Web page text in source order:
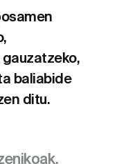
baliabide
ditu.